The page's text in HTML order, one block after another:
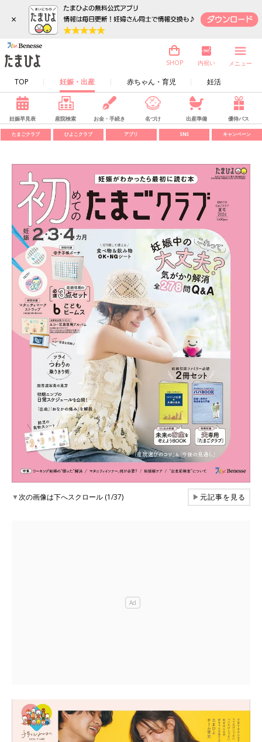
×
TOP 妊娠・出産 赤ちゃん・育児 妊活
SHOP 内祝い メニュー
妊娠早見表 産院検索 お金・手続き 名づけ 出産準備 優待パス
たまごクラブ ひよこクラブ アプリ SNS キャンペーン
▼次の画像は下へスクロール (1/37) ▶元記事を見る